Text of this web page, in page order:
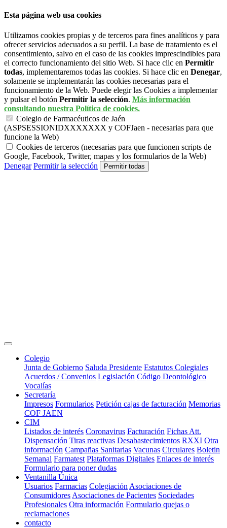
Esta página web usa cookies
Utilizamos cookies propias y de terceros para fines analíticos y para
ofrecer servicios adecuados a su perfil. La base de tratamiento es el
consentimiento, salvo en el caso de las cookies imprescindibles para
el correcto funcionamiento del sitio Web. Si hace clic en Permitir
todas, implementaremos todas las cookies. Si hace clic en Denegar,
solamente se implementarán las cookies necesarias para el
funcionamiento de la Web. Puede elegir las Cookies a implementar
y pulsar el botón Permitir la selección. Más información
consultando nuestra Política de cookies.
Colegio de Farmacéuticos de Jaén
(ASPSESSIONIDXXXXXXX y COFJaen - necesarias para que
funcione la Web)
Cookies de terceros (necesarias para que funcionen scripts de
Google, Facebook, Twitter, mapas y los formularios de la Web)
Denegar Permitir la selección
Colegio
Junta de Gobierno Saluda Presidente Estatutos Colegiales
Acuerdos / Convenios Legislación Código Deontológico
Vocalías
Secretaría
Impresos Formularios Petición cajas de facturación Memorias
COF JAEN
CIM
Listados de interés Coronavirus Facturación Fichas Att.
Dispensación Tiras reactivas Desabastecimientos RXXI Otra
información Campañas Sanitarias Vacunas Circulares Boletin
Semanal Farmatest Plataformas Digitales Enlaces de interés
Formulario para poner dudas
Ventanilla Única
Usuarios Farmacias Colegiación Asociaciones de
Consumidores Asociaciones de Pacientes Sociedades
Profesionales Otra información Formulario quejas o
reclamaciones
contacto